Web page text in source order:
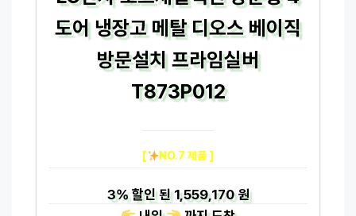
도어 냉장고 메탈 디오스 베이직
방문설치 프라임실버
T873P012
[ NO.7 제품 ]
3%할인 된1,559,170 원